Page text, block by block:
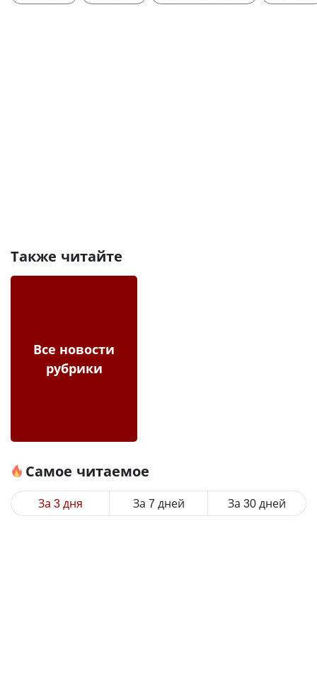
Также читайте
Все новости
рубрики
Самое читаемое
За 3 дня За 7 дней За 30 дней